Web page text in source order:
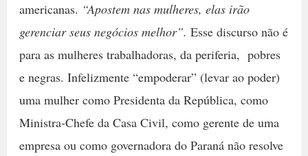
americanas. “Apostem nas mulheres, elas irão
gerenciar seus negócios melhor”. Esse discurso não é
para as mulheres trabalhadoras, da periferia, pobres
e negras. Infelizmente “empoderar” (levar ao poder)
uma mulher como Presidenta da República, como
Ministra-Chefe da Casa Civil, como gerente de uma
empresa ou como governadora do Paraná não resolve